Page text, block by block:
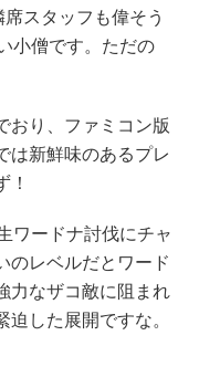
スタッフも偉そう
小僧です。ただの
おり、ファミコン版
は新鮮味のあるプレ
！
ワードナ討伐にチャ
のレベルだとワード
力なザコ敵に阻まれ
した展開ですな。